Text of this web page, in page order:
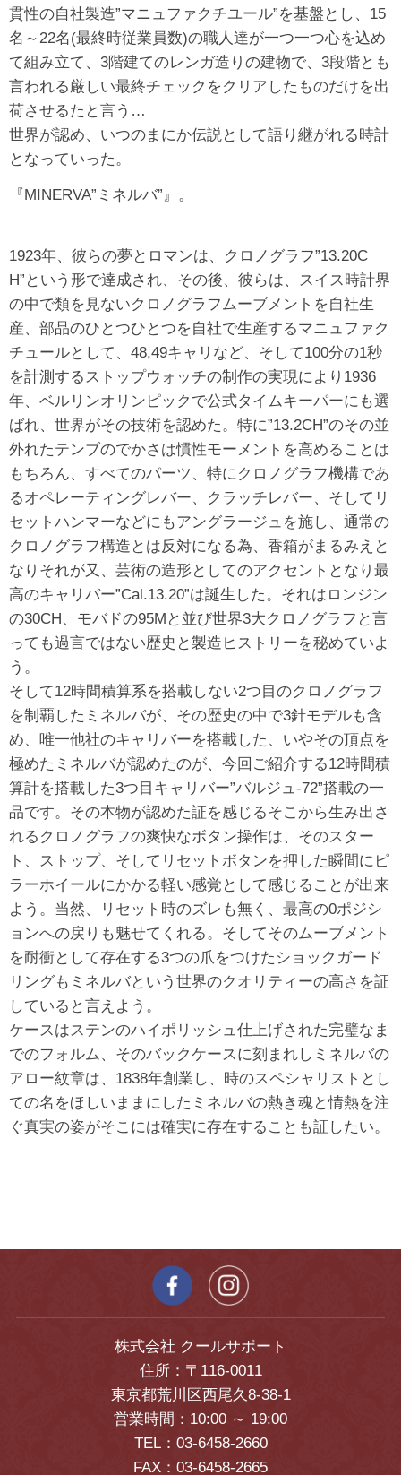
貫性の自社製造”マニュファクチユール”を基盤とし、15
名～22名(最終時従業員数)の職人達が一つ一つ心を込め
て組み立て、3階建てのレンガ造りの建物で、3段階とも
言われる厳しい最終チェックをクリアしたものだけを出
荷させるたと言う…
世界が認め、いつのまにか伝説として語り継がれる時計
となっていった。
『MINERVA”ミネルバ”』。
1923年、彼らの夢とロマンは、クロノグラフ”13.20C
H”という形で達成され、その後、彼らは、スイス時計界
の中で類を見ないクロノグラフムーブメントを自社生
産、部品のひとつひとつを自社で生産するマニュファク
チュールとして、48,49キャリなど、そして100分の1秒
を計測するストップウォッチの制作の実現により1936
年、ベルリンオリンピックで公式タイムキーパーにも選
ばれ、世界がその技術を認めた。特に”13.2CH”のその並
外れたテンブのでかさは慣性モーメントを高めることは
もちろん、すべてのパーツ、特にクロノグラフ機構であ
るオペレーティングレバー、クラッチレバー、そしてリ
セットハンマーなどにもアングラージュを施し、通常の
クロノグラフ構造とは反対になる為、香箱がまるみえと
なりそれが又、芸術の造形としてのアクセントとなり最
高のキャリバー”Cal.13.20”は誕生した。それはロンジン
の30CH、モバドの95Mと並び世界3大クロノグラフと言
っても過言ではない歴史と製造ヒストリーを秘めていよ
う。
そして12時間積算系を搭載しない2つ目のクロノグラフ
を制覇したミネルバが、その歴史の中で3針モデルも含
め、唯一他社のキャリバーを搭載した、いやその頂点を
極めたミネルバが認めたのが、今回ご紹介する12時間積
算計を搭載した3つ目キャリバー”バルジュ-72”搭載の一
品です。その本物が認めた証を感じるそこから生み出さ
れるクロノグラフの爽快なボタン操作は、そのスター
ト、ストップ、そしてリセットボタンを押した瞬間にピ
ラーホイールにかかる軽い感覚として感じることが出来
よう。当然、リセット時のズレも無く、最高の0ポジシ
ョンへの戻りも魅せてくれる。そしてそのムーブメント
を耐衝として存在する3つの爪をつけたショックガード
リングもミネルバという世界のクオリティーの高さを証
していると言えよう。
ケースはステンのハイポリッシュ仕上げされた完璧なま
でのフォルム、そのバックケースに刻まれしミネルバの
アロー紋章は、1838年創業し、時のスペシャリストとし
ての名をほしいままにしたミネルバの熱き魂と情熱を注
ぐ真実の姿がそこには確実に存在することも証したい。
株式会社 クールサポート
住所：〒116-0011
東京都荒川区西尾久8-38-1
営業時間：10:00 ～ 19:00
TEL：03-6458-2660
FAX：03-6458-2665